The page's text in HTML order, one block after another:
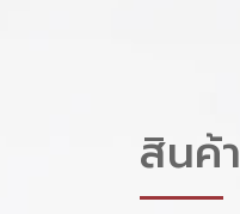
สินค้า